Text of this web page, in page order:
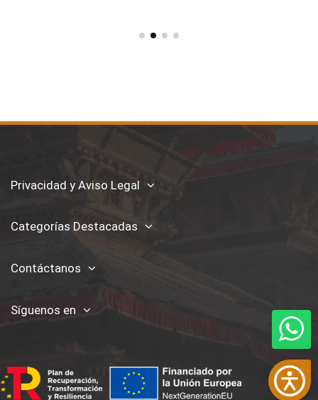
Privacidad y Aviso Legal
Categorías Destacadas
Contáctanos
Síguenos en